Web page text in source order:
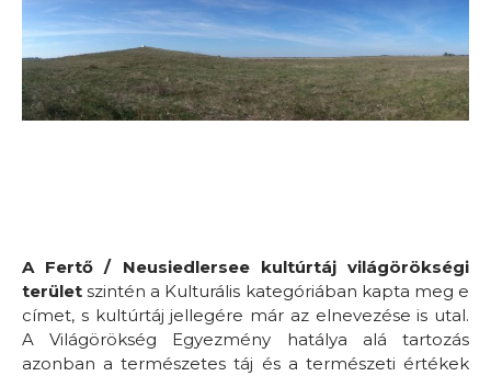
A Fertő / Neusiedlersee kultúrtáj világörökségi
terület szintén a Kulturális kategóriában kapta meg e
címet, s kultúrtáj jellegére már az elnevezése is utal.
A Világörökség Egyezmény hatálya alá tartozás
azonban a természetes táj és a természeti értékek